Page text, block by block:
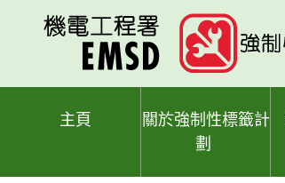
主頁
關於強制性標籤計
劃